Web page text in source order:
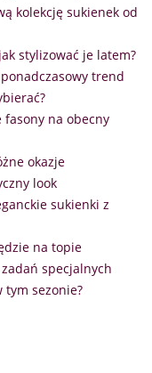
kolekcję sukienek od
stylizować je latem?
trend
fasony na obecny
okazje
look
sukienki z
na topie
specjalnych
tym sezonie?